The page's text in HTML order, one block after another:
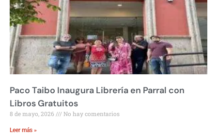
Paco Taibo Inaugura Librería en Parral con
Libros Gratuitos
8 de mayo, 2026 No hay comentarios
Leer más »